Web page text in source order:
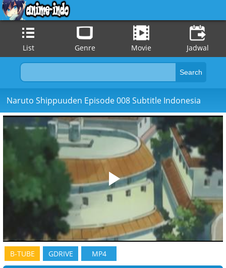
List Genre Movie Jadwal
Naruto Shippuuden Episode 008 Subtitle Indonesia
B-TUBE GDRIVE MP4